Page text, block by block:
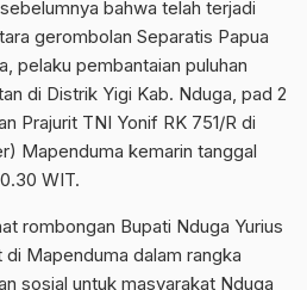
bahwa telah terjadi
gerombolan Separatis Papua
pelaku pembantaian puluhan
di Distrik Yigi Kab. Nduga, pad 2
Prajurit TNI Yonif RK 751/R di
Mapenduma kemarin tanggal
WIT.
rombongan Bupati Nduga Yurius
Mapenduma dalam rangka
sosial untuk masyarakat Nduga